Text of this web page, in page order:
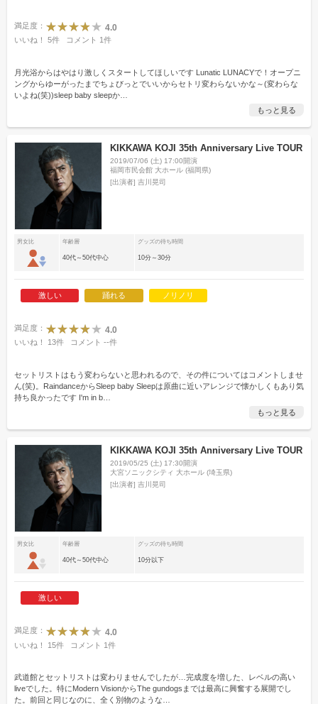
満足度： 4.0
いいね！ 5件 コメント 1件
月光浴からはやはり激しくスタートしてほしいです Lunatic LUNACYで！オープニ
ングからゆーがったまでちょびっとでいいからセトリ変わらないかな～(変わらな
いよね(笑))sleep baby sleepか
もっと見る
KIKKAWA KOJI 35th Anniversary Live TOUR
2019/07/06 (土) 17:00開演
福岡市民会館 大ホール (福岡県)
[出演者]吉川晃司
男女比 年齢層 グッズの待ち時間
40代～50代中心 10分～30分
激しい 踊れる ノリノリ
満足度： 4.0
いいね！ 13件 コメント --件
セットリストはもう変わらないと思われるので、その件についてはコメントしませ
ん(笑)。RaindanceからSleep baby Sleepは原曲に近いアレンジで懐かしくもあり気
持ち良かったです I'm in b
もっと見る
KIKKAWA KOJI 35th Anniversary Live TOUR
2019/05/25 (土) 17:30開演
大宮ソニックシティ 大ホール (埼玉県)
[出演者]吉川晃司
男女比 年齢層 グッズの待ち時間
40代～50代中心 10分以下
激しい
満足度： 4.0
いいね！ 15件 コメント 1件
武道館とセットリストは変わりませんでしたが…完成度を増した、レベルの高い
liveでした。特にModern VisionからThe gundogsまでは最高に興奮する展開でし
た。前回と同じなのに、全く別物のような